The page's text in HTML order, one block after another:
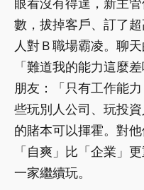
數，拔掉客戶、訂了
人對Ｂ職場霸凌。聊
「難道我的能力這麼
朋友：「只有工作能
些玩別人公司、玩投
的賭本可以揮霍。對
「自爽」比「企業」
一家繼續玩。